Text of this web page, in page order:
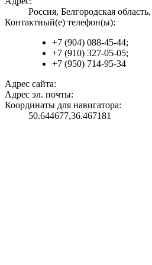
Россия, Белгородская
Контактный(е) телефон(ы):
+7 (904) 088-45-44;
+7 (910) 327-05-05;
+7 (950) 714-95-34
Адрес сайта:
Адрес эл. почты:
Координаты для навигатора:
50.644677,36.467181